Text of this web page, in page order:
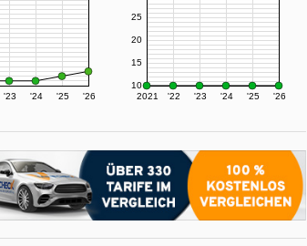
'23 '24 '25 '26 2021 '22 '23 '24 '25 '26
10
15
20
25